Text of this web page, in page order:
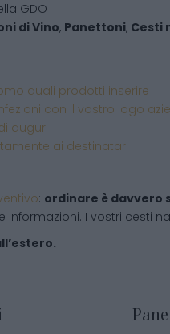
GDO
di Vino, Panettoni, Cesti
quali prodotti inserire
con il vostro logo
auguri
ai destinatari
: ordinare è davvero
informazioni. I vostri cesti